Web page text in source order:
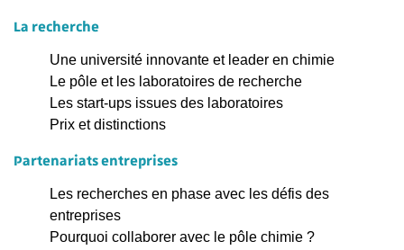
La recherche
Une université innovante et leader en chimie
Le pôle et les laboratoires de recherche
Les start-ups issues des laboratoires
Prix et distinctions
Partenariats entreprises
Les recherches en phase avec les défis des
entreprises
Pourquoi collaborer avec le pôle chimie ?